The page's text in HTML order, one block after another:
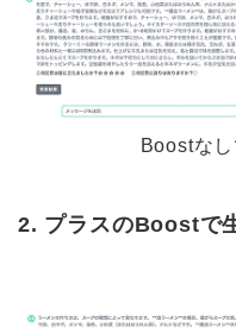
Boostな
2. プラスのBoostで